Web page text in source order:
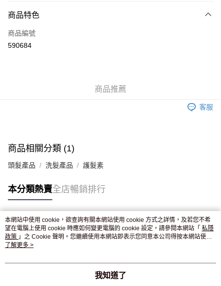
信用卡
Apple Pay
付款後門市自取，訂單確認後2-4個工作天到店，7天內取。逾期後
商品特色
商品編號
590684
商品推薦
客服
商品相關分類 (1)
頭髮產品 洗髮產品 護髮素
本分類熱賣全店暢銷排行
熱門標籤
熱銷排行
本網站中使用 cookie，欲查詢有關本網站使用 cookie 方式之詳情，及若您不希
望在電腦上使用 cookie 時應如何變更電腦的 cookie 設定，請參閱本網站「 私隱
政策 」之 Cookie 聲明。您繼續使用本網站即表示您同意本公司得按本網站使用
條款之 Cookie 聲明使用 cookie。
了解更多 >
我知道了